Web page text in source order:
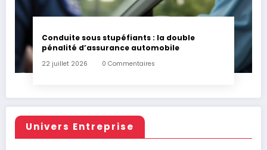
Conduite sous stupéfiants : la double
pénalité d’assurance automobile
22 juillet 2026 0 Commentaires
Univers Entreprise